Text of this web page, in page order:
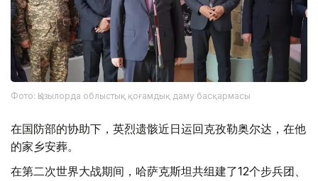
Фото: Қызылорда облыстық қоғамдық даму басқармасы
在国防部的协助下，英烈遗骸近日运回克孜勒奥尔达，在他
的家乡安葬。
在第二次世界大战期间，哈萨克斯坦共组建了12个步兵团、